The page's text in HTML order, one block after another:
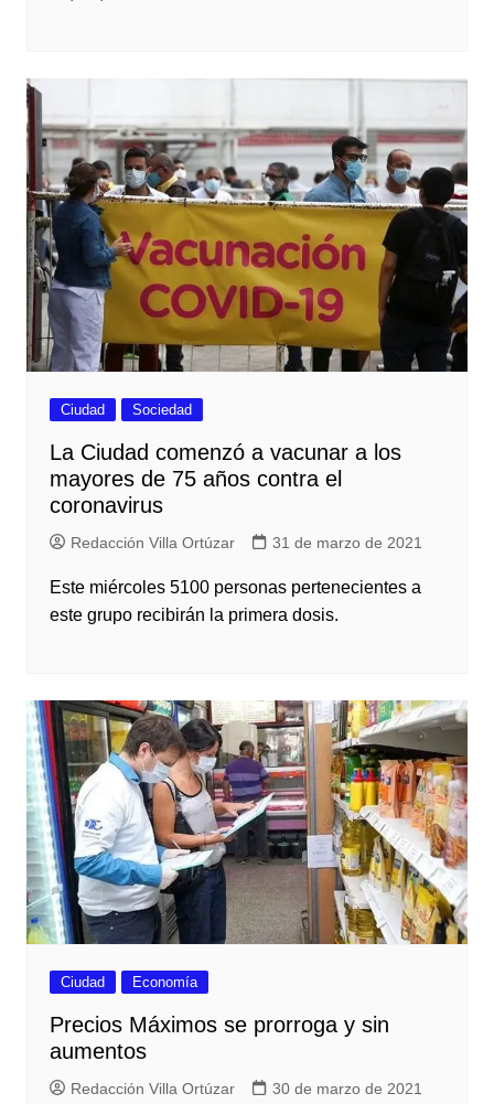
Ciudad Sociedad
La Ciudad comenzó a vacunar a los
mayores de 75 años contra el
coronavirus
Redacción Villa Ortúzar 31 de marzo de 2021
Este miércoles 5100 personas pertenecientes a
este grupo recibirán la primera dosis.
Ciudad Economía
Precios Máximos se prorroga y sin
aumentos
Redacción Villa Ortúzar 30 de marzo de 2021